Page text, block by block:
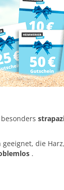
geeignet, die
.